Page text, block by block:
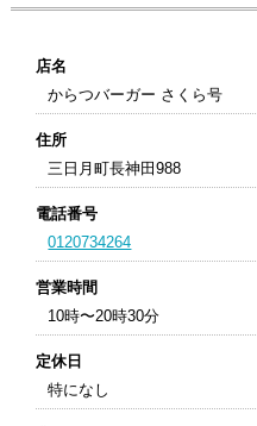
店名
からつバーガー さくら号
住所
三日月町長神田988
電話番号
0120734264
営業時間
10時〜20時30分
定休日
特になし